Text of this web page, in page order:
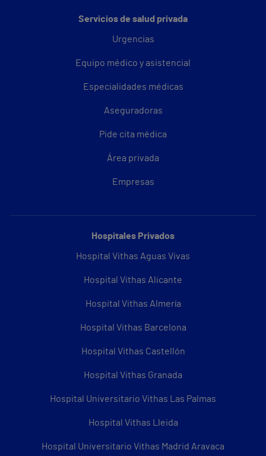
Servicios de salud privada
Urgencias
Equipo médico y asistencial
Especialidades médicas
Aseguradoras
Pide cita médica
Área privada
Empresas
Hospitales Privados
Hospital Vithas Aguas Vivas
Hospital Vithas Alicante
Hospital Vithas Almería
Hospital Vithas Barcelona
Hospital Vithas Castellón
Hospital Vithas Granada
Hospital Universitario Vithas Las Palmas
Hospital Vithas Lleida
Hospital Universitario Vithas Madrid Aravaca